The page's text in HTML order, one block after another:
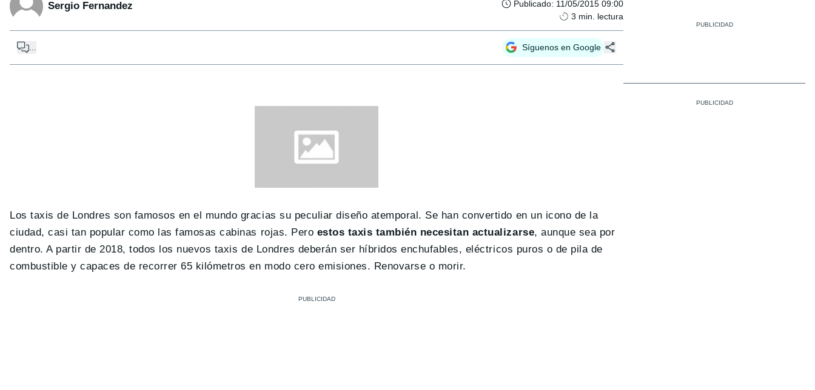
Sergio Fernandez Publicado: 11/05/2015 09:00
3 min. lectura
Síguenos en Google
Los taxis de Londres son famosos en el mundo gracias su peculiar diseño atemporal. Se han convertido en un icono de la
ciudad, casi tan popular como las famosas cabinas rojas. Pero estos taxis también necesitan actualizarse, aunque sea por
dentro. A partir de 2018, todos los nuevos taxis de Londres deberán ser híbridos enchufables, eléctricos puros o de pila de
combustible y capaces de recorrer 65 kilómetros en modo cero emisiones. Renovarse o morir.